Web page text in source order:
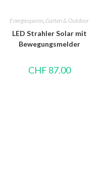
Energiesparen Garten & Outdoor
LED Strahler Solar mit
Bewegungsmelder
CHF 87.00